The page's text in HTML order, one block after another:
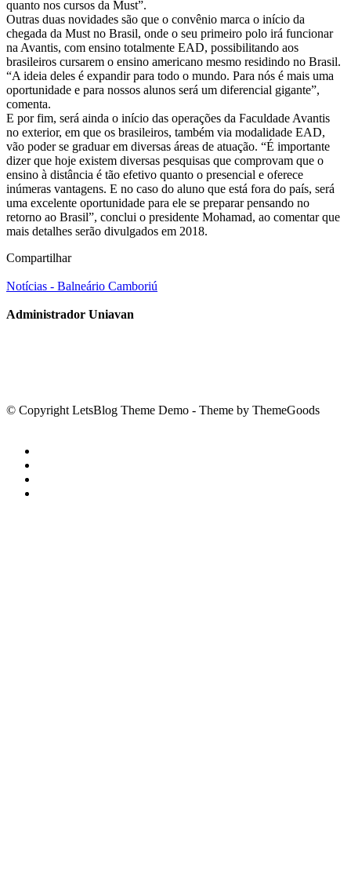
quanto nos cursos da Must”.
Outras duas novidades são que o convênio marca o início da
chegada da Must no Brasil, onde o seu primeiro polo irá funcionar
na Avantis, com ensino totalmente EAD, possibilitando aos
brasileiros cursarem o ensino americano mesmo residindo no Brasil.
“A ideia deles é expandir para todo o mundo. Para nós é mais uma
oportunidade e para nossos alunos será um diferencial gigante”,
comenta.
E por fim, será ainda o início das operações da Faculdade Avantis
no exterior, em que os brasileiros, também via modalidade EAD,
vão poder se graduar em diversas áreas de atuação. “É importante
dizer que hoje existem diversas pesquisas que comprovam que o
ensino à distância é tão efetivo quanto o presencial e oferece
inúmeras vantagens. E no caso do aluno que está fora do país, será
uma excelente oportunidade para ele se preparar pensando no
retorno ao Brasil”, conclui o presidente Mohamad, ao comentar que
mais detalhes serão divulgados em 2018.
Compartilhar
Notícias - Balneário Camboriú
Administrador Uniavan
© Copyright LetsBlog Theme Demo - Theme by ThemeGoods